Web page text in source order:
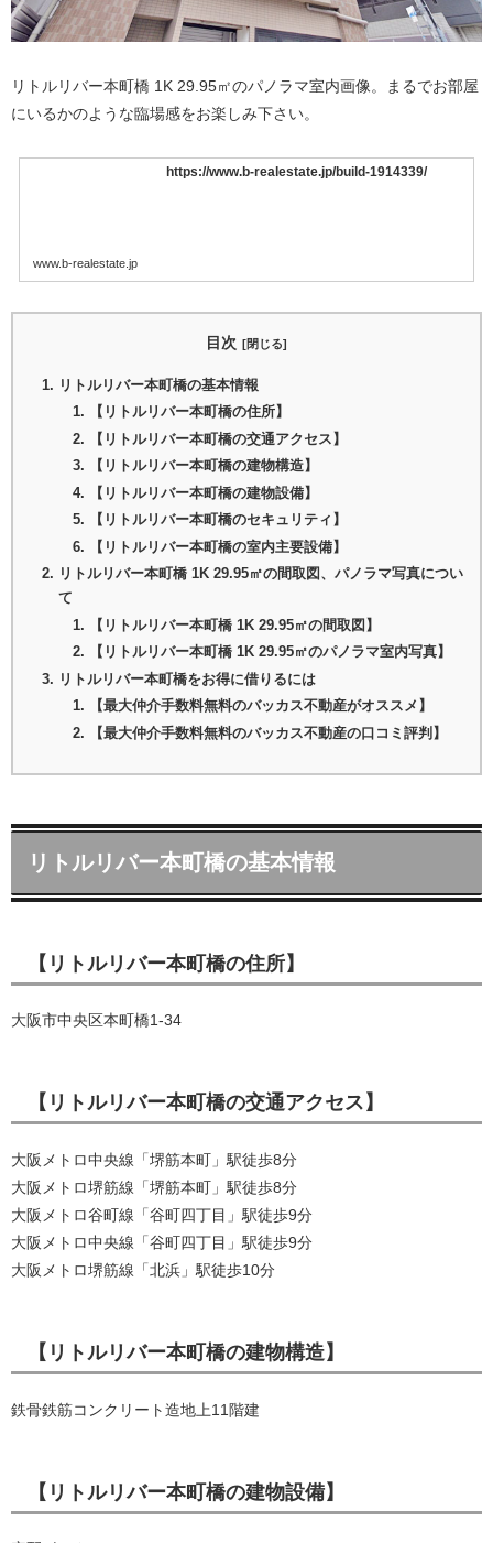
リトルリバー本町橋 1K 29.95㎡のパノラマ室内画像。まるでお部屋
にいるかのような臨場感をお楽しみ下さい。
https://www.b-realestate.jp/build-1914339/
www.b-realestate.jp
目次
リトルリバー本町橋の基本情報
【リトルリバー本町橋の住所】
【リトルリバー本町橋の交通アクセス】
【リトルリバー本町橋の建物構造】
【リトルリバー本町橋の建物設備】
【リトルリバー本町橋のセキュリティ】
【リトルリバー本町橋の室内主要設備】
リトルリバー本町橋 1K 29.95㎡の間取図、パノラマ写真につい
て
【リトルリバー本町橋 1K 29.95㎡の間取図】
【リトルリバー本町橋 1K 29.95㎡のパノラマ室内写真】
リトルリバー本町橋をお得に借りるには
【最大仲介手数料無料のバッカス不動産がオススメ】
【最大仲介手数料無料のバッカス不動産の口コミ評判】
リトルリバー本町橋の基本情報
【リトルリバー本町橋の住所】
大阪市中央区本町橋1-34
【リトルリバー本町橋の交通アクセス】
大阪メトロ中央線「堺筋本町」駅徒歩8分
大阪メトロ堺筋線「堺筋本町」駅徒歩8分
大阪メトロ谷町線「谷町四丁目」駅徒歩9分
大阪メトロ中央線「谷町四丁目」駅徒歩9分
大阪メトロ堺筋線「北浜」駅徒歩10分
【リトルリバー本町橋の建物構造】
鉄骨鉄筋コンクリート造地上11階建
【リトルリバー本町橋の建物設備】